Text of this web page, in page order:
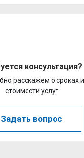
консультация?
расскажем о сроках и
стоимости услуг
Задать вопрос